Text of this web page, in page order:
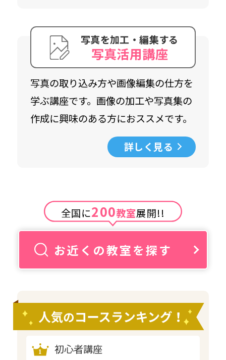
写真を加工・編集する
写真活用講座
写真の取り込み方や画像編集の仕方を
学ぶ講座です。画像の加工や写真集の
作成に興味のある方におススメです。
詳しく見る
全国に200教室展開!!
お近くの教室を探す
初心者講座